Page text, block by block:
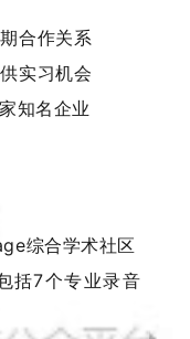
合作关系
实习机会
知名企业
综合学术社区
括7个专业录音